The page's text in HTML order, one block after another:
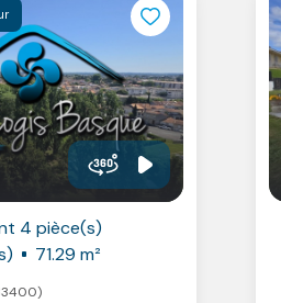
4 pièce(s)
71.29 m²